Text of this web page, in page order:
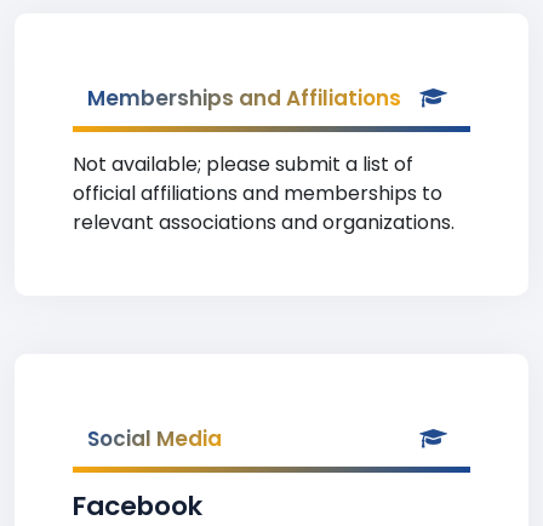
Memberships and Affiliations
Not available; please submit a list of
official affiliations and memberships to
relevant associations and organizations.
Social Media
Facebook